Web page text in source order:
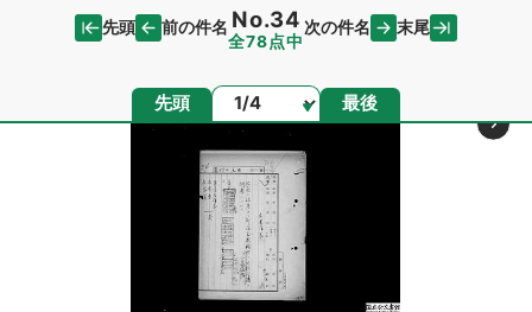
先頭 前の件名 No.34
全78点中
次の件名 末尾
先頭 ページ 最後